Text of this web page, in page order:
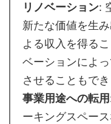
リノベーション:
新たな価値を生
よる収入を得る
ベーションによ
させることもでき
事業用途への転用
ーキングスペー